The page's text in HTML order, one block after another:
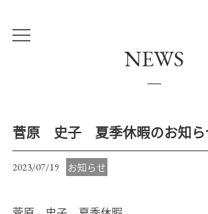
VOICE
STAFF NAIL
NEWS
菅原 史子 夏季休暇のお知ら
2023/07/19 お知らせ